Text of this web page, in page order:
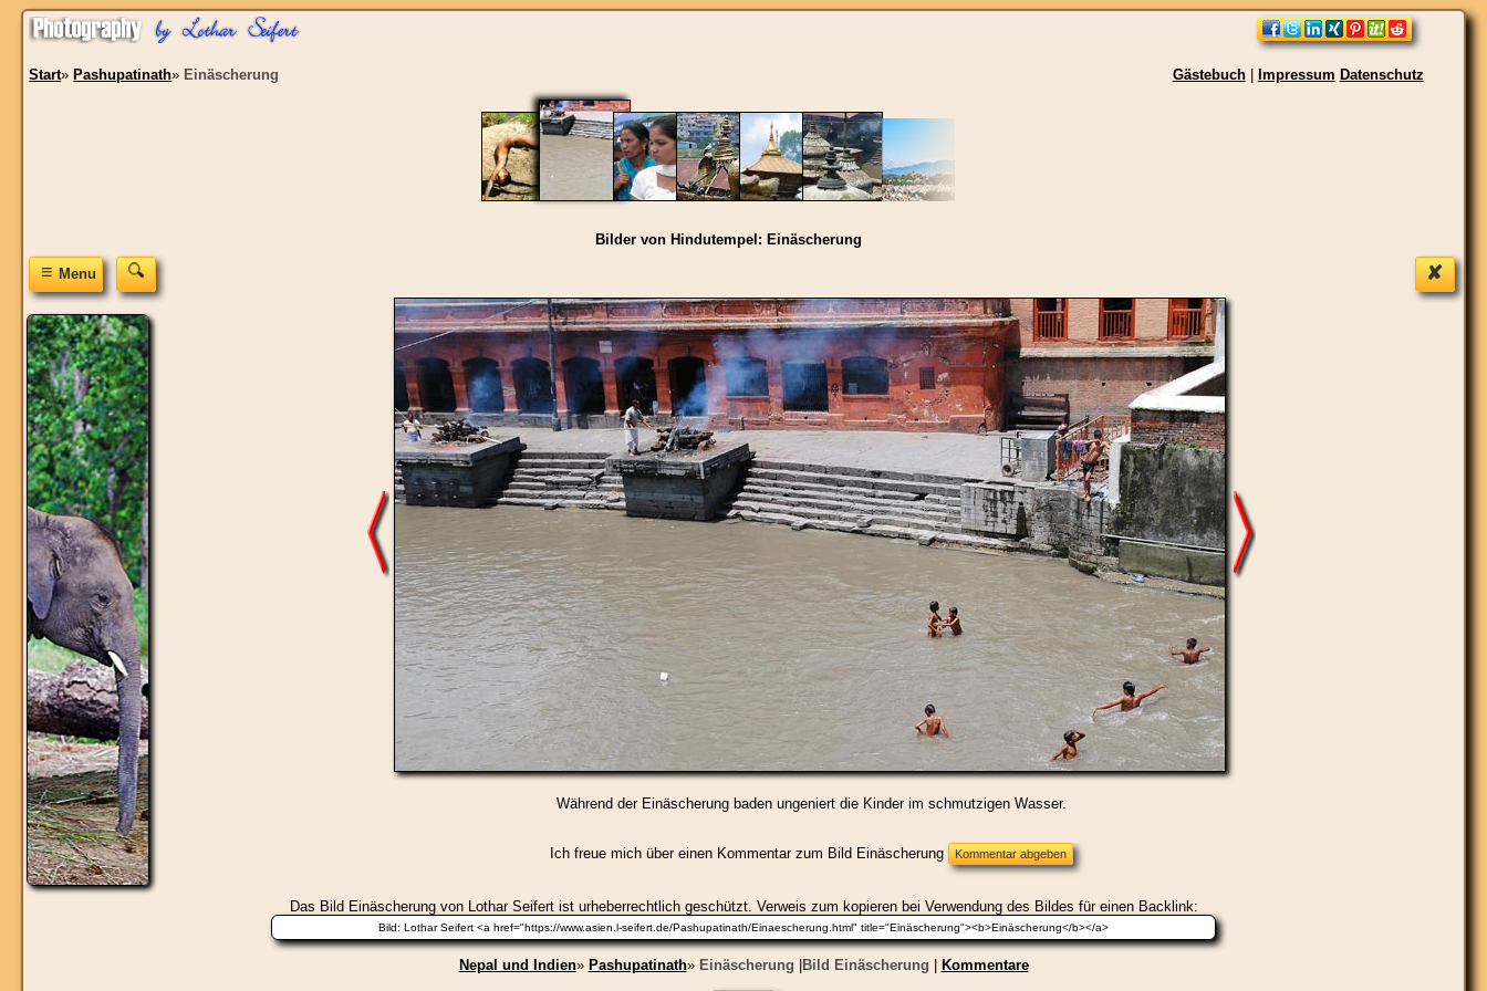
Gästebuch| Impressum Datenschutz
Start» Pashupatinath» Einäscherung
Bilder von Hindutempel: Einäscherung
✘
≡Menu
Während der Einäscherung baden ungeniert die Kinder im schmutzigen Wasser.
Ich freue mich über einen Kommentar zum Bild Einäscherung
Das Bild Einäscherungvon Lothar Seifert ist urheberrechtlich geschützt. Verweis zum kopieren bei Verwendung des Bildes für einen Backlink:
Nepal und Indien» Pashupatinath» Einäscherung |Bild Einäscherung | Kommentare